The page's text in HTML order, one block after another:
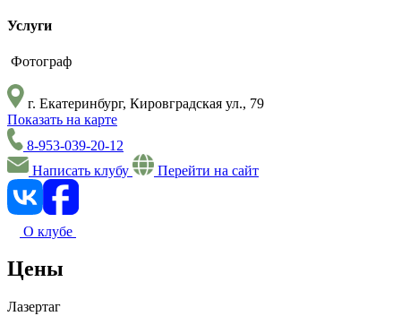
Услуги
Фотограф
г. Екатеринбург, Кировградская ул., 79
Показать на карте
8-953-039-20-12
Написать клубу
Перейти на сайт
О клубе
Цены
Лазертаг